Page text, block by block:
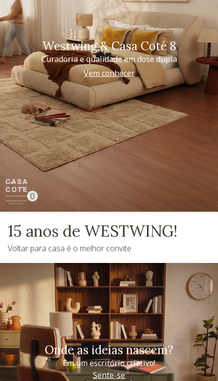
Westwing & Casa Coté 8
Curadoria e qualidade em dose dupla
Vem conhecer
15 anos de WESTWING!
Voltar para casa é o melhor convite
Onde as ideias nascem?
Em um escritório criativo!
Sente-se